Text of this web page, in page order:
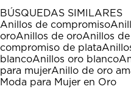
1
estrella
Esta
acción
abrirá
el
formulario
de
estrellas.
Esta
acción
abrirá
el
formulario
de
estrellas.
Esta
acción
abrirá
el
formulario
de
estrellas.
Esta
acción
abrirá
el
formulario
de
estrellas.
Esta
acción
abrirá
el
de
BÚSQUEDAS SIMILARES
Anillos de compromiso
oroAnillos de oroAnillos
compromiso de plata
blancoAnillos oro blanco
para mujerAnillo de oro
Moda para Mujer en Oro